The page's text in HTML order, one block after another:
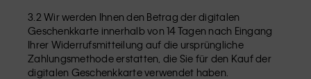
3.2 Wir werden Ihnen den Betrag der digitalen
Geschenkkarte innerhalb von 14 Tagen nach Eingang
Ihrer Widerrufsmitteilung auf die ursprüngliche
Zahlungsmethode erstatten, die Sie für den Kauf der
digitalen Geschenkkarte verwendet haben.